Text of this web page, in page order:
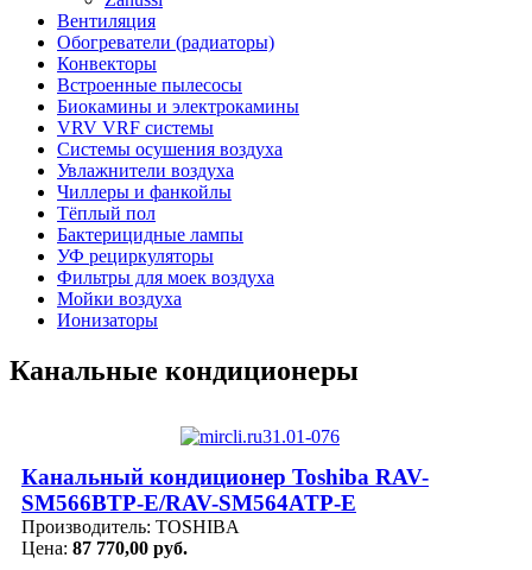
Вентиляция
Обогреватели (радиаторы)
Конвекторы
Встроенные пылесосы
Биокамины и электрокамины
VRV VRF системы
Системы осушения воздуха
Увлажнители воздуха
Чиллеры и фанкойлы
Тёплый пол
Бактерицидные лампы
УФ рециркуляторы
Фильтры для моек воздуха
Мойки воздуха
Ионизаторы
Канальные кондиционеры
Канальный кондиционер Toshiba RAV-
SM566BTP-E/RAV-SM564ATP-E
Производитель: TOSHIBA
Цена: 87 770,00 руб.